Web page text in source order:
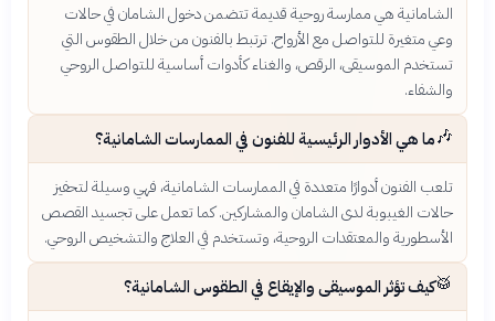
الشامانية هي ممارسة روحية قديمة تتضمن دخول الشامان في حالات
وعي متغيرة للتواصل مع الأرواح. ترتبط بالفنون من خلال الطقوس التي
تستخدم الموسيقى، الرقص، والغناء كأدوات أساسية للتواصل الروحي
والشفاء.
🎶ما هي الأدوار الرئيسية للفنون في الممارسات الشامانية؟
تلعب الفنون أدوارًا متعددة في الممارسات الشامانية، فهي وسيلة لتحفيز
حالات الغيبوبة لدى الشامان والمشاركين. كما تعمل على تجسيد القصص
الأسطورية والمعتقدات الروحية، وتستخدم في العلاج والتشخيص الروحي.
🥁كيف تؤثر الموسيقى والإيقاع في الطقوس الشامانية؟